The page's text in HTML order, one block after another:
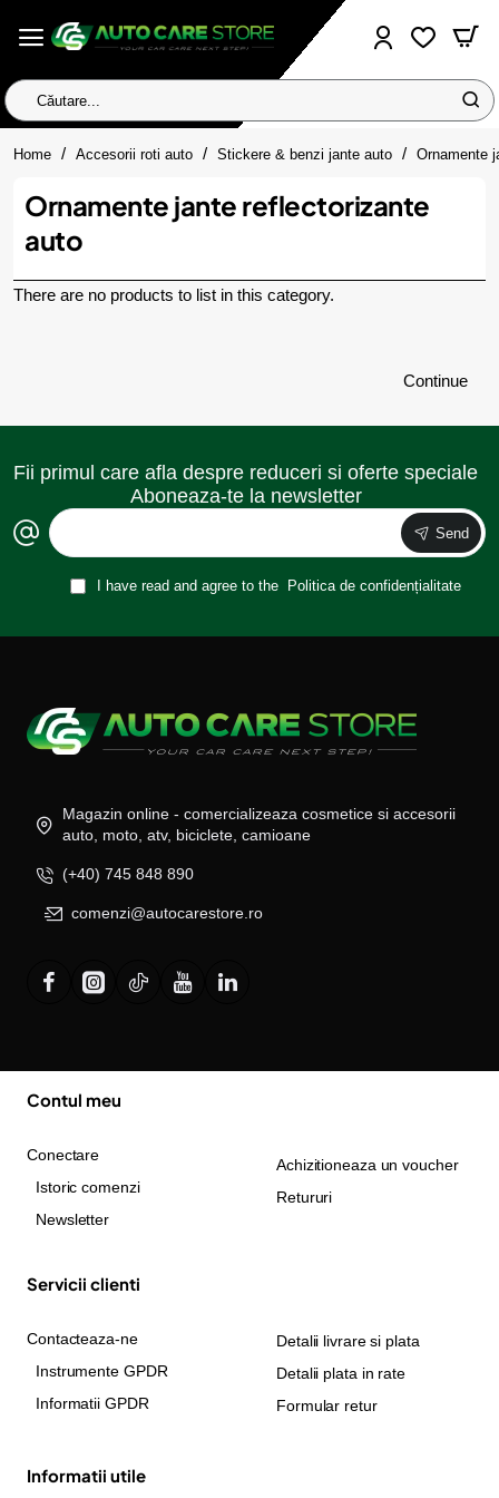
Căutare...
Home homeAccesorii roti auto Stickere & benzi jante auto Ornamente
Ornamente jante reflectorizante
auto
There are no products to list in this category.
Continue
Fii primul care afla despre reduceri si oferte speciale
Aboneaza-te la newsletter
Send
I have read and agree to the Politica de confidențialitate
Magazin online - comercializeaza cosmetice si accesorii
auto, moto, atv, biciclete, camioane
(+40) 745 848 890
comenzi@autocarestore.ro
Contul meu
Conectare
Istoric comenzi
Newsletter
Achizitioneaza un voucher
Retururi
Servicii clienti
Contacteaza-ne
Instrumente GPDR
Informatii GPDR
Detalii livrare si plata
Detalii plata in rate
Formular retur
Informatii utile